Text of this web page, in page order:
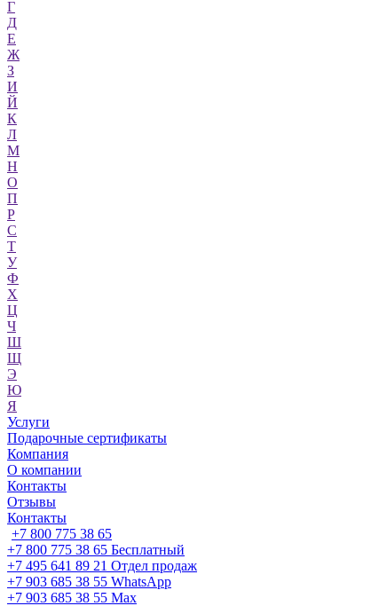
Г
Д
Е
Ж
З
И
Й
К
Л
М
Н
О
П
Р
С
Т
У
Ф
Х
Ц
Ч
Ш
Щ
Э
Ю
Я
Услуги
Подарочные сертификаты
Компания
О компании
Контакты
Отзывы
Контакты
+7 800 775 38 65
+7 800 775 38 65 Бесплатный
+7 495 641 89 21 Отдел продаж
+7 903 685 38 55 WhatsApp
+7 903 685 38 55 Max